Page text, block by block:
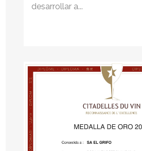
desarrollar a...